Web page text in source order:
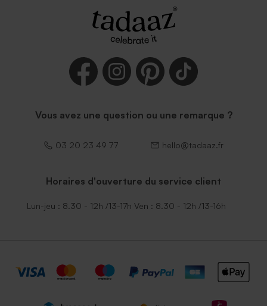
terracotta
émeraude
Vous avez une question ou une remarque ?
03 20 23 49 77 hello@tadaaz.fr
Horaires d'ouverture du service client
Lun-jeu : 8.30 - 12h /13-17h Ven : 8.30 - 12h /13-16h